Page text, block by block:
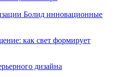
Болид инновационные
как свет формирует
дизайна